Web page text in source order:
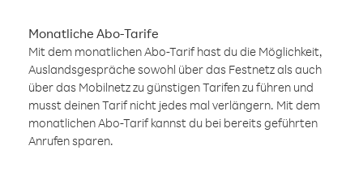
Monatliche Abo-Tarife
Mit dem monatlichen Abo-Tarif hast du die Möglichkeit,
Auslandsgespräche sowohl über das Festnetz als auch
über das Mobilnetz zu günstigen Tarifen zu führen und
musst deinen Tarif nicht jedes mal verlängern. Mit dem
monatlichen Abo-Tarif kannst du bei bereits geführten
Anrufen sparen.